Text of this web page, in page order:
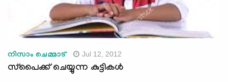
നിസാം ചെമ്മാട്‌ Jul 12, 2012
സ്‌പൈക്ക്‌ ചെയ്യുന്ന കുട്ടികള്‍